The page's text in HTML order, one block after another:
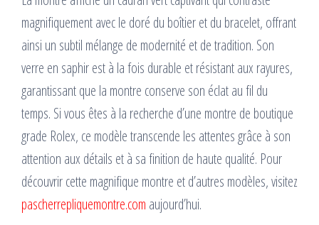
magnifiquement avec le doré du boîtier et du bracelet, offrant
ainsi un subtil mélange de modernité et de tradition. Son
verre en saphir est à la fois durable et résistant aux rayures,
garantissant que la montre conserve son éclat au fil du
temps. Si vous êtes à la recherche d’une montre de boutique
grade Rolex, ce modèle transcende les attentes grâce à son
attention aux détails et à sa finition de haute qualité. Pour
découvrir cette magnifique montre et d’autres modèles, visitez
pascherrepliquemontre.com aujourd’hui.